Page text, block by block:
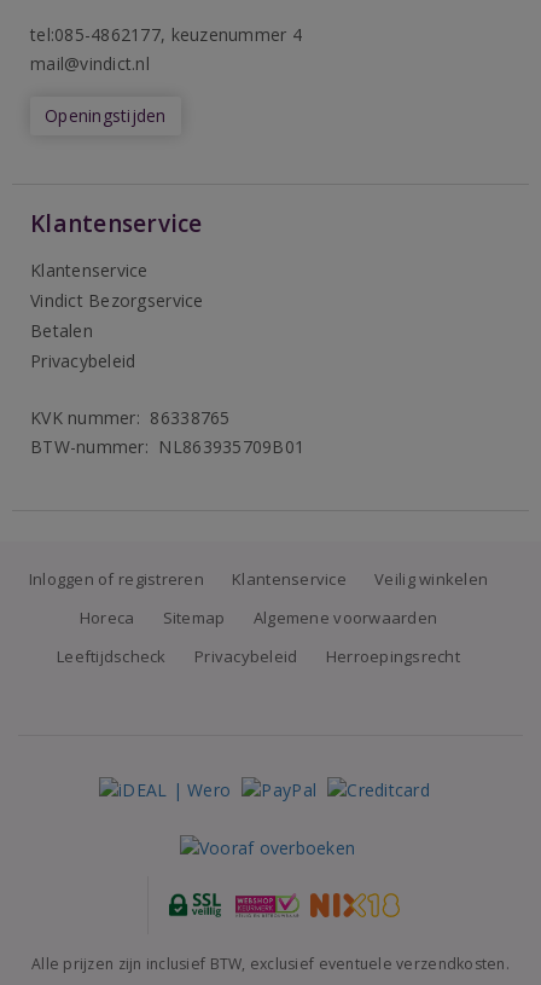
tel:085-4862177, keuzenummer 4
mail@vindict.nl
Openingstijden
Klantenservice
Klantenservice
Vindict Bezorgservice
Betalen
Privacybeleid
KVK nummer: 86338765
BTW-nummer: NL863935709B01
Inloggen of registreren Klantenservice
Veilig winkelen
Horeca
Sitemap
Algemene voorwaarden
Leeftijdscheck
Privacybeleid Herroepingsrecht
Alle prijzen zijn inclusief BTW, exclusief eventuele verzendkosten.